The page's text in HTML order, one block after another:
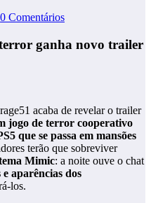
0 Comentários
ganha novo trailer
acaba de revelar o trailer
jogo de terror cooperativo
que se passa em mansões
terão que sobreviver
Mimic: a noite ouve o chat
e aparências dos
los.